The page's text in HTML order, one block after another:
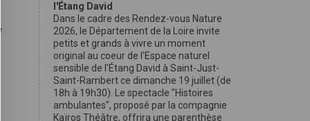
l'Étang David
Dans le cadre des Rendez-vous Nature
2026, le Département de la Loire invite
petits et grands à vivre un moment
original au coeur de l'Espace naturel
sensible de l'Étang David à Saint-Just-
Saint-Rambert ce dimanche 19 juillet (de
18h à 19h30). Le spectacle "Histoires
ambulantes", proposé par la compagnie
Kaïros Théâtre, offrira une parenthèse